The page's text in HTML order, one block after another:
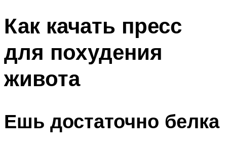
ВЕЛОСИПЕД
ПОХУДЕНИЕ
Как качать пресс
для похудения
живота
Ешь достаточно белка